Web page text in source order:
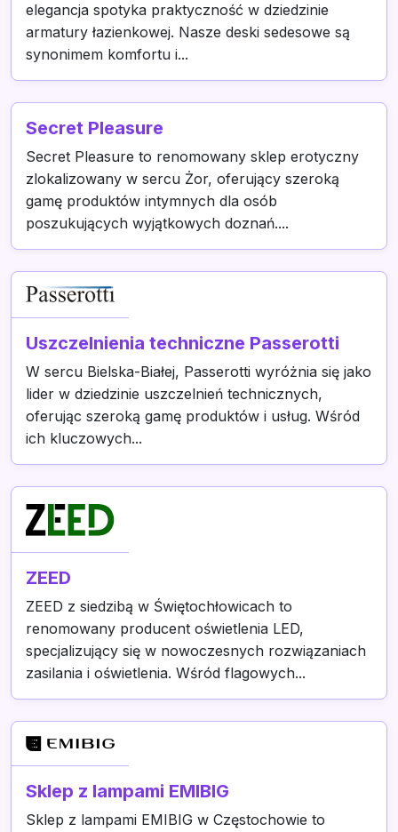
elegancja spotyka praktyczność w dziedzinie
armatury łazienkowej. Nasze deski sedesowe są
synonimem komfortu i...
Secret Pleasure
Secret Pleasure to renomowany sklep erotyczny
zlokalizowany w sercu Żor, oferujący szeroką
gamę produktów intymnych dla osób
poszukujących wyjątkowych doznań....
Uszczelnienia techniczne Passerotti
W sercu Bielska-Białej, Passerotti wyróżnia się jako
lider w dziedzinie uszczelnień technicznych,
oferując szeroką gamę produktów i usług. Wśród
ich kluczowych...
ZEED
ZEED z siedzibą w Świętochłowicach to
renomowany producent oświetlenia LED,
specjalizujący się w nowoczesnych rozwiązaniach
zasilania i oświetlenia. Wśród flagowych...
Sklep z lampami EMIBIG
Sklep z lampami EMIBIG w Częstochowie to